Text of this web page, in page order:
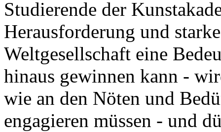
Studierende der
Herausforderung und
Weltgesellschaft eine
hinaus gewinnen kann -
wie an den Nöten und
engagieren müssen - und